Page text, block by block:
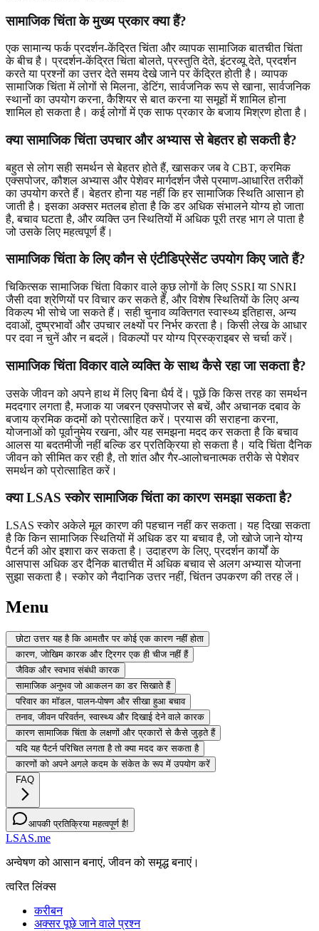
सामाजिक चिंता के मुख्य प्रकार क्या हैं?
एक सामान्य फर्क प्रदर्शन-केंद्रित चिंता और व्यापक सामाजिक बातचीत चिंता
के बीच है। प्रदर्शन-केंद्रित चिंता बोलते, प्रस्तुति देते, इंटरव्यू देते, प्रदर्शन
करते या प्रश्नों का उत्तर देते समय देखे जाने पर केंद्रित होती है। व्यापक
सामाजिक चिंता में लोगों से मिलना, डेटिंग, सार्वजनिक रूप से खाना, सार्वजनिक
स्थानों का उपयोग करना, कैशियर से बात करना या समूहों में शामिल होना
शामिल हो सकता है। कई लोगों में एक साफ प्रकार के बजाय मिश्रण होता है।
क्या सामाजिक चिंता उपचार और अभ्यास से बेहतर हो सकती है?
बहुत से लोग सही समर्थन से बेहतर होते हैं, खासकर जब वे CBT, क्रमिक
एक्सपोजर, कौशल अभ्यास और पेशेवर मार्गदर्शन जैसे प्रमाण-आधारित तरीकों
का उपयोग करते हैं। बेहतर होना यह नहीं कि हर सामाजिक स्थिति आसान हो
जाती है। इसका अक्सर मतलब होता है कि डर अधिक संभालने योग्य हो जाता
है, बचाव घटता है, और व्यक्ति उन स्थितियों में अधिक पूरी तरह भाग ले पाता है
जो उसके लिए महत्वपूर्ण हैं।
सामाजिक चिंता के लिए कौन से एंटीडिप्रेसेंट उपयोग किए जाते हैं?
चिकित्सक सामाजिक चिंता विकार वाले कुछ लोगों के लिए SSRI या SNRI
जैसी दवा श्रेणियों पर विचार कर सकते हैं, और विशेष स्थितियों के लिए अन्य
विकल्प भी सोचे जा सकते हैं। सही चुनाव व्यक्तिगत स्वास्थ्य इतिहास, अन्य
दवाओं, दुष्प्रभावों और उपचार लक्ष्यों पर निर्भर करता है। किसी लेख के आधार
पर दवा न चुनें और न बदलें। विकल्पों पर योग्य प्रिस्क्राइबर से चर्चा करें।
सामाजिक चिंता विकार वाले व्यक्ति के साथ कैसे रहा जा सकता है?
उसके जीवन को अपने हाथ में लिए बिना धैर्य दें। पूछें कि किस तरह का समर्थन
मददगार लगता है, मजाक या जबरन एक्सपोजर से बचें, और अचानक दबाव के
बजाय क्रमिक कदमों को प्रोत्साहित करें। प्रयास की सराहना करना,
योजनाओं को पूर्वानुमेय रखना, और यह समझना मदद कर सकता है कि बचाव
आलस या बदतमीजी नहीं बल्कि डर प्रतिक्रिया हो सकता है। यदि चिंता दैनिक
जीवन को सीमित कर रही है, तो शांत और गैर-आलोचनात्मक तरीके से पेशेवर
समर्थन को प्रोत्साहित करें।
क्या LSAS स्कोर सामाजिक चिंता का कारण समझा सकता है?
LSAS स्कोर अकेले मूल कारण की पहचान नहीं कर सकता। यह दिखा सकता
है कि किन सामाजिक स्थितियों में अधिक डर या बचाव है, जो खोजे जाने योग्य
पैटर्न की ओर इशारा कर सकता है। उदाहरण के लिए, प्रदर्शन कार्यों के
आसपास अधिक डर दैनिक बातचीत में अधिक बचाव से अलग अभ्यास योजना
सुझा सकता है। स्कोर को नैदानिक उत्तर नहीं, चिंतन उपकरण की तरह लें।
Menu
छोटा उत्तर यह है कि आमतौर पर कोई एक कारण नहीं होता
कारण, जोखिम कारक और ट्रिगर एक ही चीज नहीं हैं
जैविक और स्वभाव संबंधी कारक
सामाजिक अनुभव जो आकलन का डर सिखाते हैं
परिवार का मॉडल, पालन-पोषण और सीखा हुआ बचाव
तनाव, जीवन परिवर्तन, स्वास्थ्य और दिखाई देने वाले कारक
कारण सामाजिक चिंता के लक्षणों और प्रकारों से कैसे जुड़ते हैं
यदि यह पैटर्न परिचित लगता है तो क्या मदद कर सकता है
कारणों को अपने अगले कदम के संकेत के रूप में उपयोग करें
FAQ
आपकी प्रतिक्रिया महत्वपूर्ण है!
LSAS.me
अन्वेषण को आसान बनाएं, जीवन को समृद्ध बनाएं।
त्वरित लिंक्स
करीबन
अक्सर पूछे जाने वाले प्रश्न